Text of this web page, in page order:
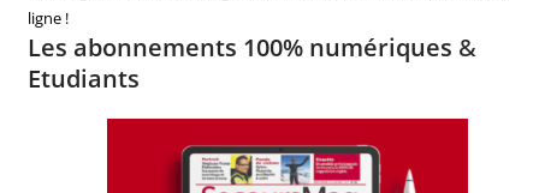
ligne !
Les abonnements 100% numériques &
Etudiants